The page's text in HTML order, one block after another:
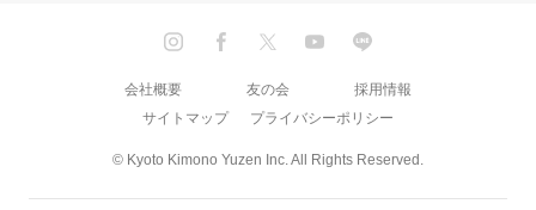
© Kyoto Kimono Yuzen Inc. All Rights Reserved.
会社概要 友の会
採用情報
サイトマップ
プライバシーポリシー